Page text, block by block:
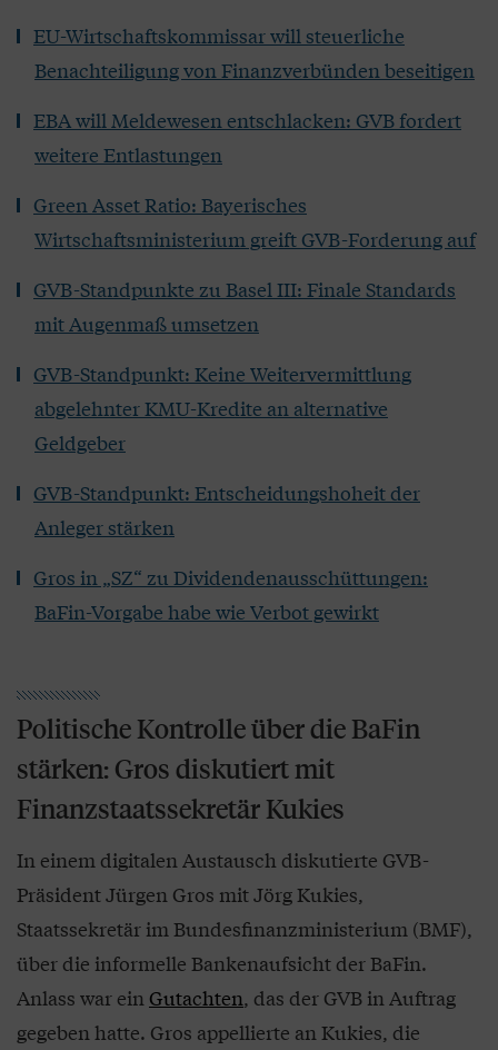
EU-Wirtschaftskommissar will steuerliche
Benachteiligung von Finanzverbünden beseitigen
EBA will Meldewesen entschlacken: GVB fordert
weitere Entlastungen
Green Asset Ratio: Bayerisches
Wirtschaftsministerium greift GVB-Forderung auf
GVB-Standpunkte zu Basel III: Finale Standards
mit Augenmaß umsetzen
GVB-Standpunkt: Keine Weitervermittlung
abgelehnter KMU-Kredite an alternative
Geldgeber
GVB-Standpunkt: Entscheidungshoheit der
Anleger stärken
Gros in „SZ“ zu Dividendenausschüttungen:
BaFin-Vorgabe habe wie Verbot gewirkt
Politische Kontrolle über die BaFin
stärken: Gros diskutiert mit
Finanzstaatssekretär Kukies
In einem digitalen Austausch diskutierte GVB-
Präsident Jürgen Gros mit Jörg Kukies,
Staatssekretär im Bundesfinanzministerium (BMF),
über die informelle Bankenaufsicht der BaFin.
Anlass war ein Gutachten, das der GVB in Auftrag
gegeben hatte. Gros appellierte an Kukies, die